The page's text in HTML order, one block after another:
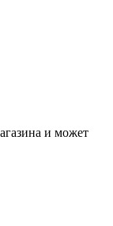
и может